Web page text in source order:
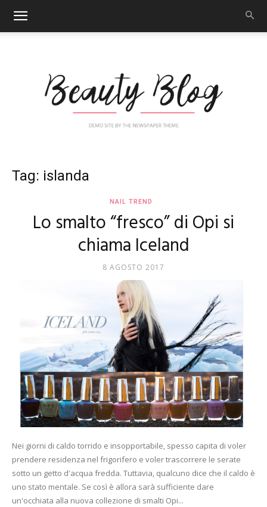
Art
Mania
Tag: islanda
NAIL TREND
Lo smalto “fresco” di Opi si
chiama Iceland
8 AGOSTO 2017
Nei giorni di caldo torrido e insopportabile, spesso capita di voler
prendere residenza nel frigorifero e voler trascorrere le serate
sotto un getto d'acqua fredda. Tuttavia, qualcuno dice che il caldo è
uno stato mentale. Se così è allora sarà sufficiente dare
un'occhiata alla nuova collezione di smalti Opi...